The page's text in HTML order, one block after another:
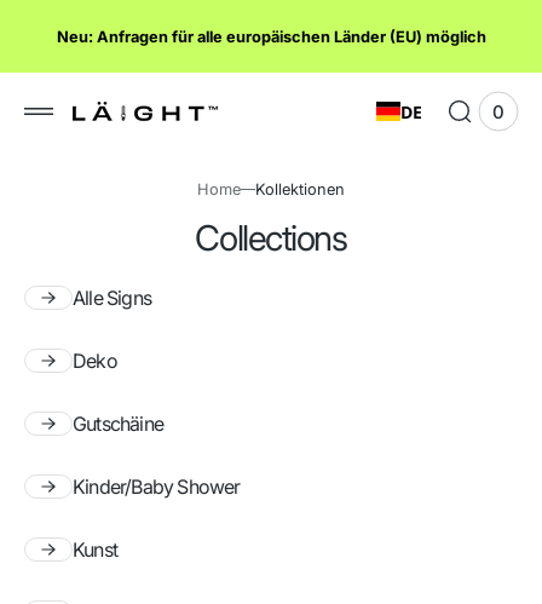
Neu: Anfragen für alle europäischen Länder (EU) möglich
DE 0
0
Home Kollektionen
Collections
Alle Signs
Deko
Gutschäine
Kinder/Baby Shower
Kunst